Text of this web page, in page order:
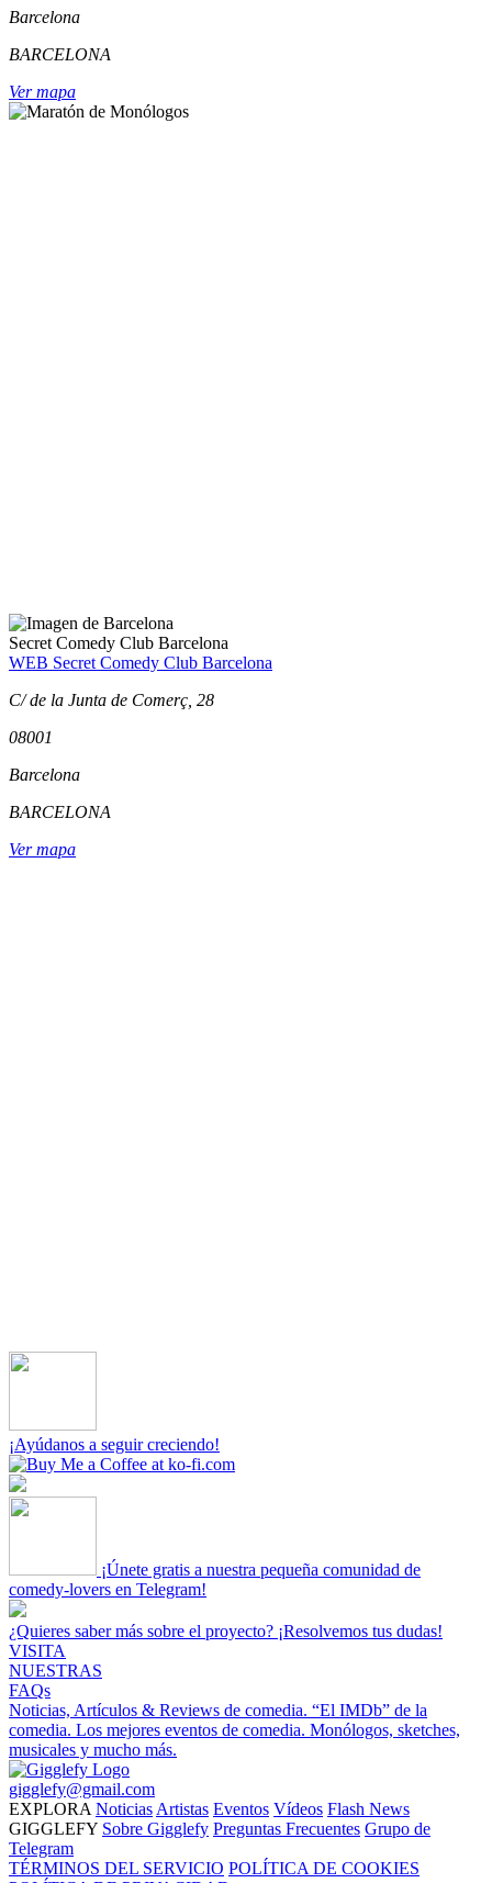
Barcelona
BARCELONA
Ver mapa
Secret Comedy Club Barcelona
WEB Secret Comedy Club Barcelona
C/ de la Junta de Comerç, 28
08001
Barcelona
BARCELONA
Ver mapa
¡Ayúdanos a seguir creciendo!
¡Únete gratis a nuestra pequeña comunidad de
comedy-lovers en Telegram!
¿Quieres saber más sobre el proyecto? ¡Resolvemos tus dudas!
VISITA
NUESTRAS
FAQs
Noticias, Artículos & Reviews de comedia. “El IMDb” de la
comedia. Los mejores eventos de comedia. Monólogos, sketches,
musicales y mucho más.
gigglefy@gmail.com
EXPLORA Noticias Artistas Eventos Vídeos Flash News
GIGGLEFY Sobre Gigglefy Preguntas Frecuentes Grupo de
Telegram
TÉRMINOS DEL SERVICIO POLÍTICA DE COOKIES